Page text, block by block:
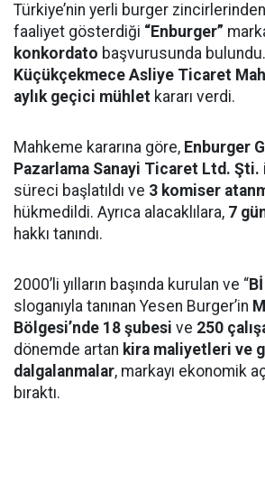
Türkiye’nin yerli burger zincirlerinden
faaliyet gösterdiği “Enburger”
konkordato başvurusunda
Küçükçekmece Asliye Ticaret
aylık geçici mühlet kararı verdi.
Mahkeme kararına göre, Enburger
Pazarlama Sanayi Ticaret Ltd. Şti.
süreci başlatıldı ve 3 komiser
hükmedildi. Ayrıca alacaklılara, 7
hakkı tanındı.
2000’li yılların başında kurulan ve “
sloganıyla tanınan Yesen Burger’in
Bölgesi’nde 18 şubesi ve 250
dönemde artan kira maliyetleri ve
dalgalanmalar, markayı ekonomik
bıraktı.